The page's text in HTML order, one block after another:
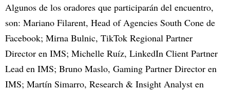
Algunos de los oradores que participarán del encuentro,
son: Mariano Filarent, Head of Agencies South Cone de
Facebook; Mirna Bulnic, TikTok Regional Partner
Director en IMS; Michelle Ruíz, LinkedIn Client Partner
Lead en IMS; Bruno Maslo, Gaming Partner Director en
IMS; Martín Simarro, Research & Insight Analyst en